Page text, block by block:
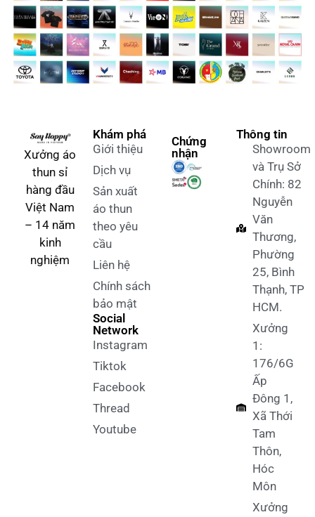
Xưởng áo
thun sỉ
hàng đầu
Việt Nam
– 14 năm
kinh
nghiệm
Khám phá
Giới thiệu
Dịch vụ
Sản xuất
áo thun
theo yêu
cầu
Liên hệ
Chính sách
bảo mật
Social
Network
Instagram
Tiktok
Facebook
Thread
Youtube
Chứng
nhận
Thông tin
Showroom
và Trụ Sở
Chính: 82
Nguyễn
Văn
Thương,
Phường
25, Bình
Thạnh, TP
HCM.
Xưởng
1:
176/6G
Ấp
Đông 1,
Xã Thới
Tam
Thôn,
Hóc
Môn
Xưởng